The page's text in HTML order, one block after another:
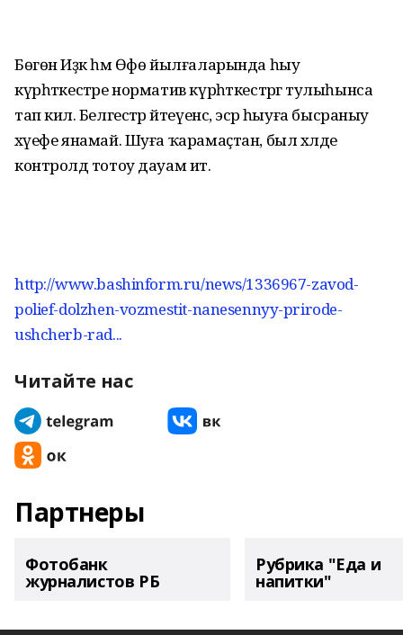
Бөгөн Иҙәк һәм Өфө йылғаларында һыу
күрһәткестәре норматив күрһәткестәргә тулыһынса
тап килә. Белгестәр әйтеүенсә, эсәр һыуға бысраныу
хәүефе янамай. Шуға ҡарамаҫтан, был хәлде
контролдә тотоу дауам итә.
http://www.bashinform.ru/news/1336967-zavod-
polief-dolzhen-vozmestit-nanesennyy-prirode-
ushcherb-rad...
Читайте нас
Партнеры
Фотобанк
журналистов РБ
Рубрика "Еда и
напитки"